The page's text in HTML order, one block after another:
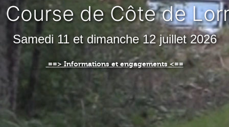
Course de Côte de
Samedi 11 et dimanche 12 juillet 2026
==> Informations et engagements <==